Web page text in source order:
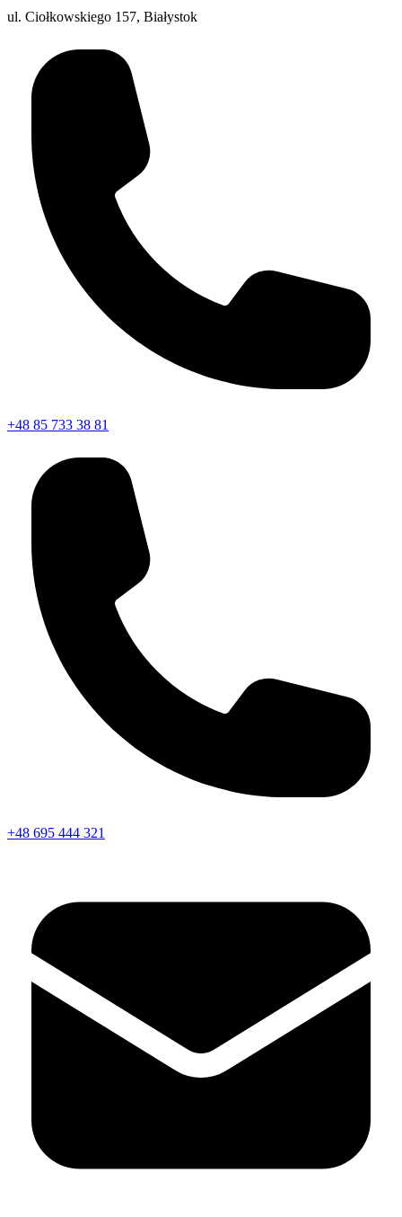
ul. Ciołkowskiego 157, Białystok
+48 85 733 38 81
+48 695 444 321